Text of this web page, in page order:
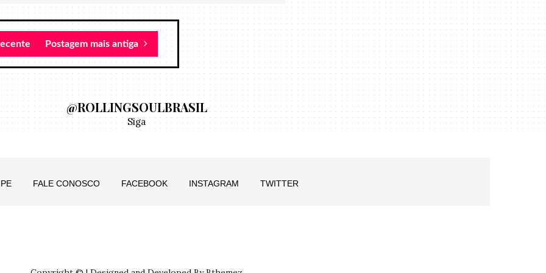
Postagem mais antiga
@ROLLINGSOULBRASIL
Siga
FALE CONOSCO FACEBOOK INSTAGRAM TWITTER